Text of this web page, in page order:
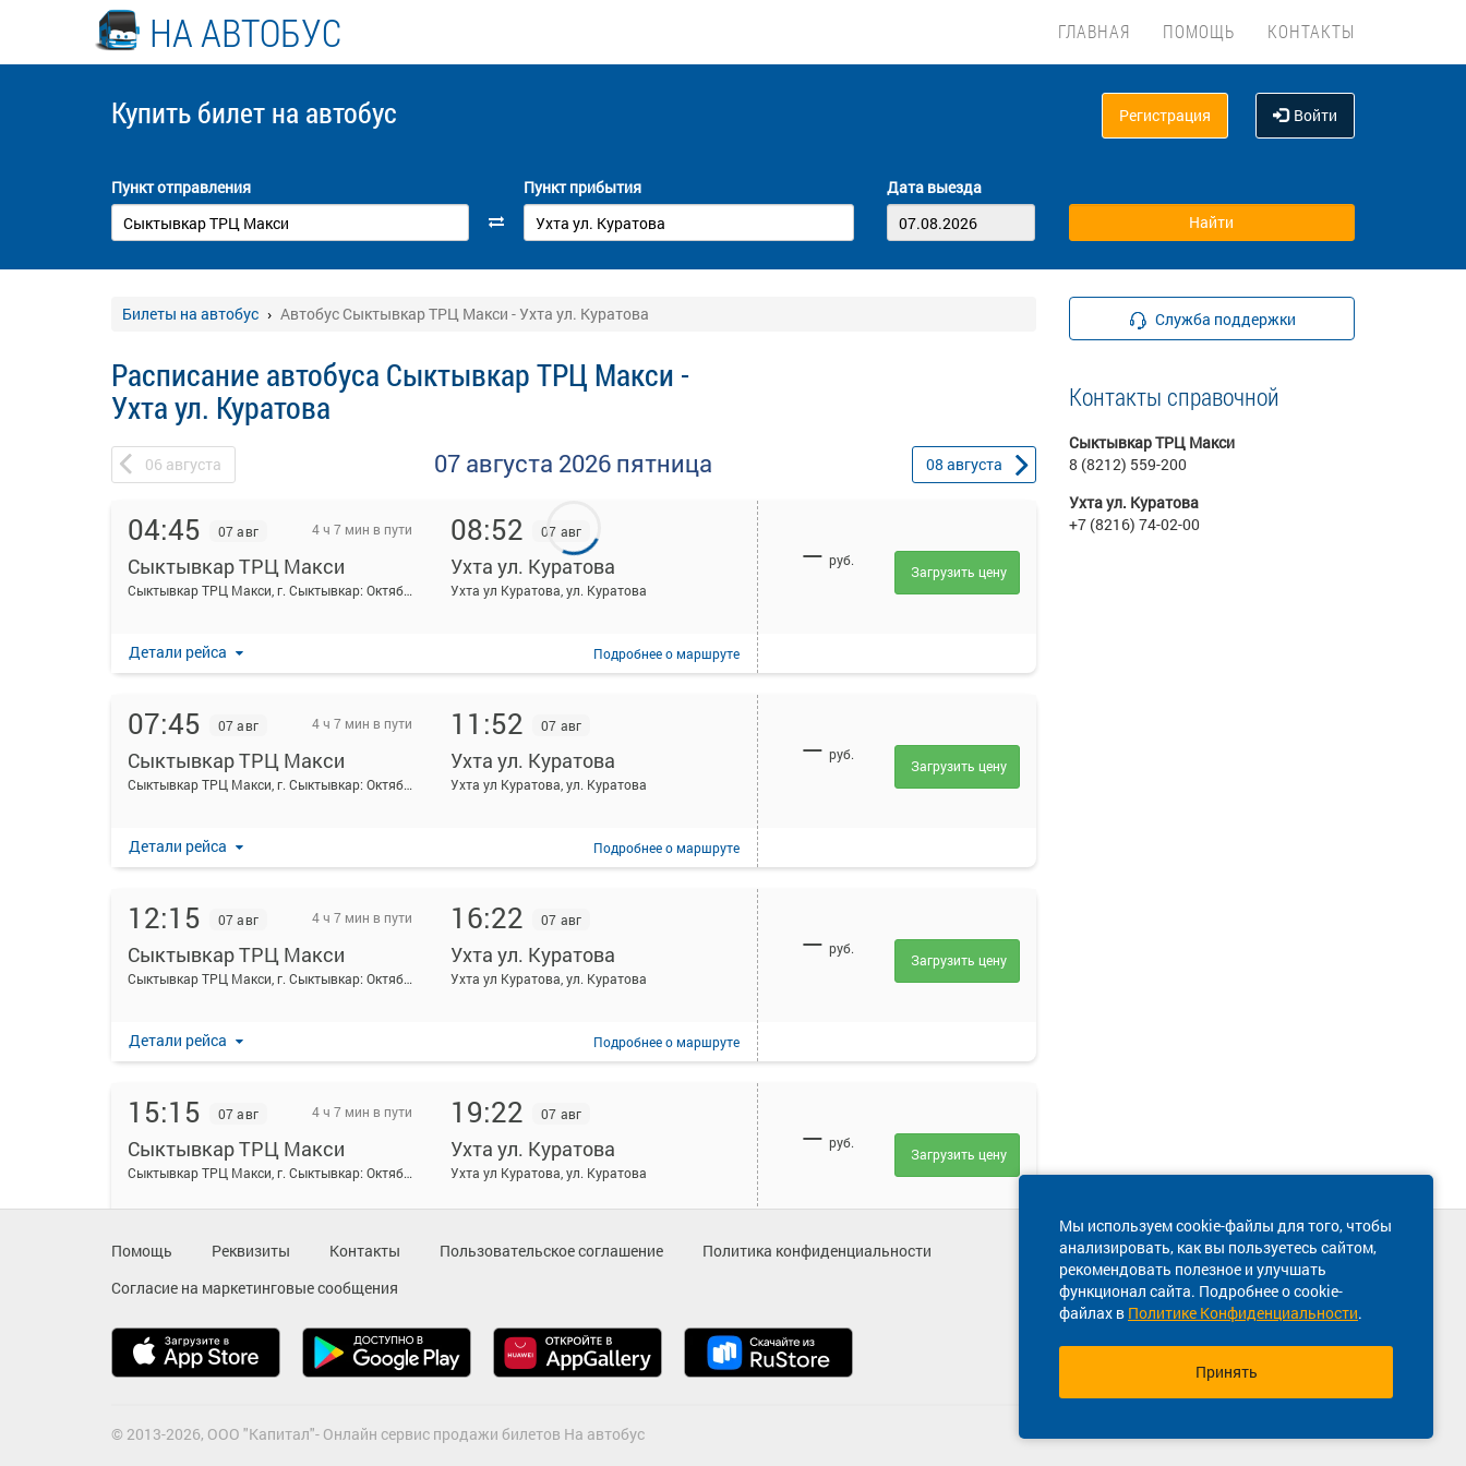
НА АВТОБУС ГЛАВНАЯ ПОМОЩЬ КОНТАКТЫ
Купить билет на автобус Регистрация Войти
Пункт отправления Пункт прибытия Дата выезда
Билеты на автобус Автобус Сыктывкар ТРЦ Макси - Ухта ул. Куратова
Расписание автобуса Сыктывкар ТРЦ Макси -
Ухта ул. Куратова
06 августа 07 августа 2026 пятница 08 августа
04:45 07 авг 4 ч 7 мин в пути
Сыктывкар ТРЦ Макси
Сыктывкар ТРЦ Макси, г. Сыктывкар: Октябрьский проспект 141
08:52 07 авг
Ухта ул. Куратова
Ухта ул Куратова, ул. Куратова
Детали рейса Подробнеео маршруте
— руб.
Загрузить цену
07:45 07 авг 4 ч 7 мин в пути
Сыктывкар ТРЦ Макси
Сыктывкар ТРЦ Макси, г. Сыктывкар: Октябрьский проспект 141
11:52 07 авг
Ухта ул. Куратова
Ухта ул Куратова, ул. Куратова
Детали рейса Подробнеео маршруте
— руб.
Загрузить цену
12:15 07 авг 4 ч 7 мин в пути
Сыктывкар ТРЦ Макси
Сыктывкар ТРЦ Макси, г. Сыктывкар: Октябрьский проспект 141
16:22 07 авг
Ухта ул. Куратова
Ухта ул Куратова, ул. Куратова
Детали рейса Подробнеео маршруте
— руб.
Загрузить цену
15:15 07 авг 4 ч 7 мин в пути
Сыктывкар ТРЦ Макси
Сыктывкар ТРЦ Макси, г. Сыктывкар: Октябрьский проспект 141
19:22 07 авг
Ухта ул. Куратова
Ухта ул Куратова, ул. Куратова
— руб.
Загрузить цену
18:45
Сыктывкар ТРЦ Макси
Сыктывкар ТРЦ Макси, г. Сыктывкар: Октябрьский проспект 141
Ухта ул. Куратова
Ухта ул Куратова, ул. Куратова
Детали рейса Подробнее
— руб.
Служба поддержки
Контакты справочной
Сыктывкар ТРЦ Макси
8 (8212) 559-200
Ухта ул. Куратова
+7 (8216) 74-02-00
Мы используем cookie-файлы для того, чтобы
анализировать, как вы пользуетесь сайтом,
рекомендовать полезное и улучшать
функционал сайта. Подробнее о cookie-
файлах в Политике Конфиденциальности.
Принять
Помощь Реквизиты Контакты Пользовательское соглашение
Политика конфиденциальности
Согласие на маркетинговые сообщения
Техническая поддержка сайта
8 800 600-03-38
© 2013-2026, ООО "Капитал"- Онлайн сервис продажи билетов На автобус